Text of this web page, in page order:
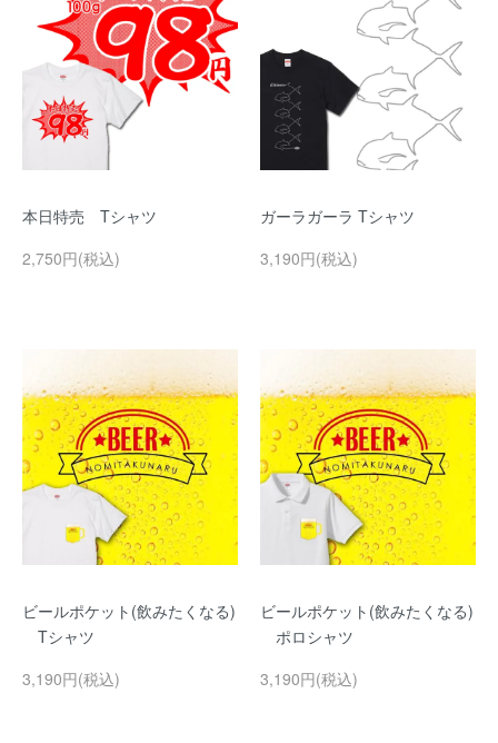
本日特売 Tシャツ
2,750円(税込)
ガーラガーラ Tシャツ
3,190円(税込)
ビールポケット(飲みたくなる)
Tシャツ
3,190円(税込)
ビールポケット(飲みたくなる)
ポロシャツ
3,190円(税込)